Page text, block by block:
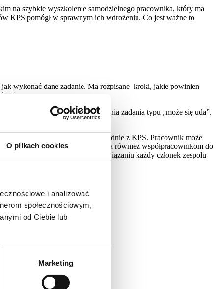
O plikach cookies
i analizować
społecznościowym,
od Ciebie lub
Marketing
na szybkie wyszkolenie samodzielnego pracownika, który ma
KPS pomógł w sprawnym ich wdrożeniu. Co jest ważne to
wykonać dane zadanie. Ma rozpisane kroki, jakie powinien
próby samodzielnego wykonania zadania typu „może się uda”.
zadanie jest wykonywane zgodnie z KPS. Pracownik może
Każda zmiana jest przedstawiona również współpracownikom do
zadania. Dzięki takiemu rozwiązaniu każdy członek zespołu